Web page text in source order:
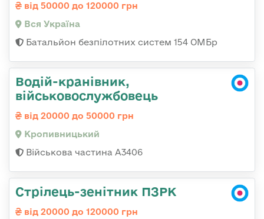
від 50000 до 120000 грн
Вся Україна
Батальйон безпілотних систем 154 ОМБр
Водій-кранівник,
військовослужбовець
від 20000 до 50000 грн
Кропивницький
Військова частина А3406
Стрілець-зенітник ПЗРК
від 20000 до 120000 грн